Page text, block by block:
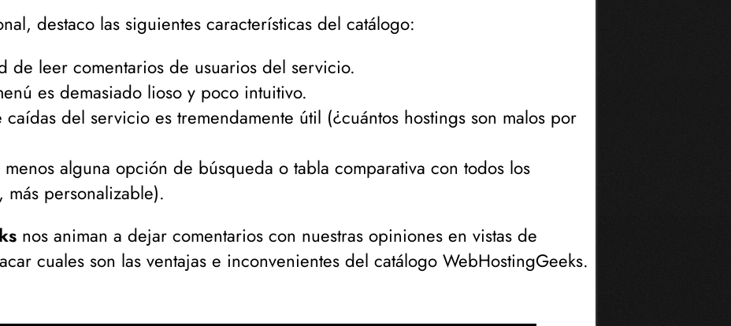
destaco las siguientes características del catálogo:
de leer comentarios de usuarios del servicio.
es demasiado lioso y poco intuitivo.
caídas del servicio es tremendamente útil (¿cuántos hostings son malos por
alguna opción de búsqueda o tabla comparativa con todos los
más personalizable).
nos animan a dejar comentarios con nuestras opiniones en vistas de
cuales son las ventajas e inconvenientes del catálogo WebHostingGeeks.